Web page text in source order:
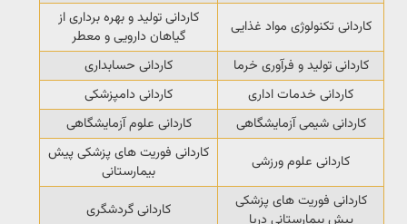
کاردانی تکنولوژی مواد غذایی
کاردانی تولید و بهره برداری از
گیاهان دارویی و معطر
کاردانی تولید و فرآوری خرما
کاردانی حسابداری
کاردانی خدمات اداری
کاردانی دامپزشکی
کاردانی شیمی آزمایشگاهی
کاردانی علوم آزمایشگاهی
کاردانی علوم ورزشی
کاردانی فوریت های پزشکی پیش
بیمارستانی
کاردانی فوریت های پزشکی
پیش بیمارستانی دریا
کاردانی گردشگری